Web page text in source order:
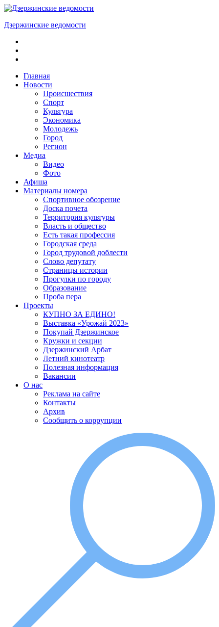
Skip
content
Дзержинские ведомости
ОБЩЕСТВЕННО-
ПОЛИТИЧЕСКАЯ
ГАЗЕТАГлавная
Новости
Происшествия
Спорт
Культура
Экономика
Молодежь
Город
Регион
Медиа
Видео
Фото
Афиша
Материалы номера
Спортивное обозрение
Доска почета
Территория культуры
Власть и общество
Есть такая профессия
Городская среда
Город трудовой доблести
Слово депутату
Страницы истории
Прогулки по городу
Образование
Проба пера
Проекты
КУПНО ЗА ЕДИНО!
Выставка «Урожай 2023»
Покупай Дзержинское
Кружки и секции
Дзержинский Арбат
Летний кинотеатр
Полезная информация
Вакансии
О нас
Реклама на сайте
Контакты
Архив
Сообщить о коррупции